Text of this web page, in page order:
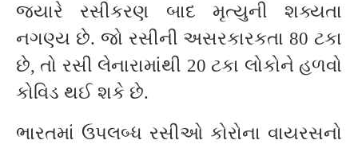
જ્યારે રસીકરણ બાદ મૃત્યુની શક્યતા
નગણ્ય છે. જો રસીની અસરકારકતા 80 ટકા
છે, તો રસી લેનારામાંથી 20 ટકા લોકોને હળવો
કોવિડ થઈ શકે છે.
ભારતમાં ઉપલબ્ધ રસીઓ કોરોના વાયરસનો